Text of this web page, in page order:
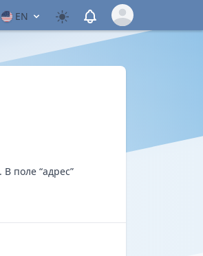
EN View notifications
Open user menu
поле “адрес”